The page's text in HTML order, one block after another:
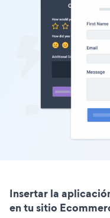
Insertar la
en tu sitio